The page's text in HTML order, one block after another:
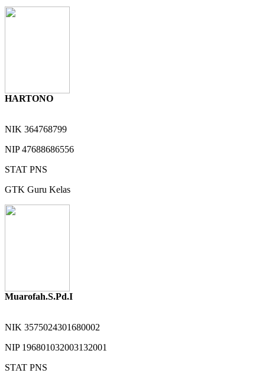
HARTONO
NIK 364768799
NIP47688686556
STAT PNS
GTK Guru Kelas
Muarofah.S.Pd.I
NIK 3575024301680002
NIP 196801032003132001
STAT PNS